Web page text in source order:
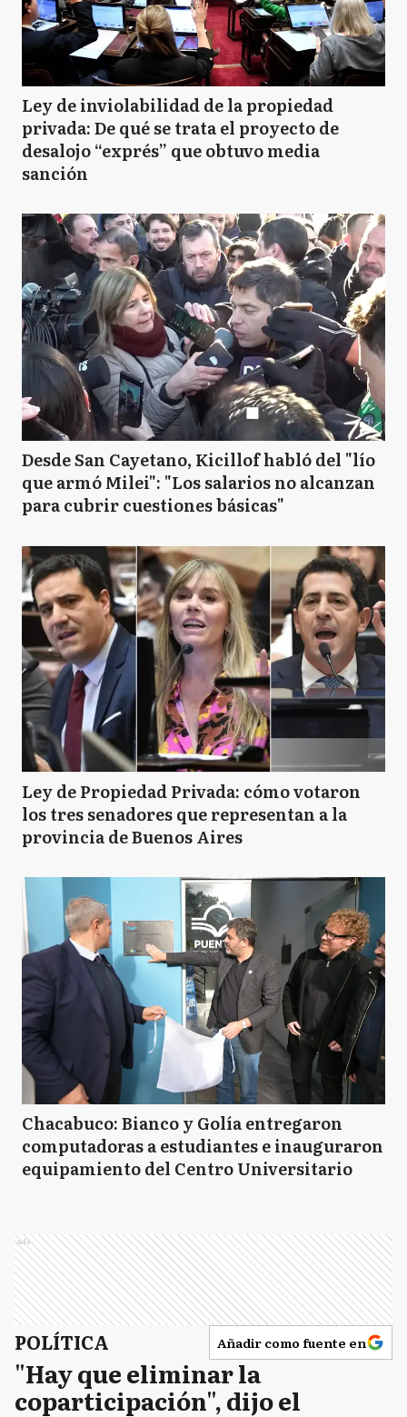
Ley de inviolabilidad de la propiedad
privada: De qué se trata el proyecto de
desalojo “exprés” que obtuvo media
sanción
Desde San Cayetano, Kicillof habló del "lío
que armó Milei": "Los salarios no alcanzan
para cubrir cuestiones básicas"
Ley de Propiedad Privada: cómo votaron
los tres senadores que representan a la
provincia de Buenos Aires
Chacabuco: Bianco y Golía entregaron
computadoras a estudiantes e inauguraron
equipamiento del Centro Universitario
Ads
POLÍTICA Añadir como fuente en
"Hay que eliminar la
coparticipación", dijo el